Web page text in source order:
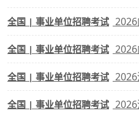
全国 | 事业单位招聘考试
全国 | 事业单位招聘考试
全国 | 事业单位招聘考试
全国 | 事业单位招聘考试